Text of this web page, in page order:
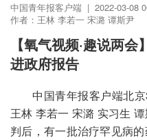
中国青年报客户端 | 2022-03-08
作者：王林 李若一 宋潞 谭斯尹
【氧气视频·趣说两
进政府报告
中国青年报客户端北
王林 李若一 宋潞 实习生
判后，有一批治疗罕见病